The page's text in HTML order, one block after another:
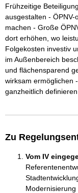
Frühzeitige
ausgestalten -
machen - Große
dort erhöhen, wo
Folgekosten investiv
im Außenbereich
und flächensparend
wirksam ermöglichen
ganzheitlich definieren
Zu
Vom IV